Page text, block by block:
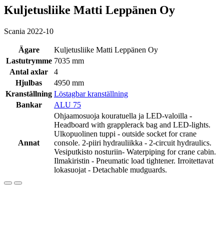
Kuljetusliike Matti Leppänen Oy
Scania 2022-10
Ägare
Kuljetusliike Matti Leppänen Oy
Lastutrymme 7035 mm
Antal axlar
4
Hjulbas
4950 mm
Kranställning Löstagbar kranställning
Bankar
ALU 75
Annat
Ohjaamosuoja kouratuella ja LED-valoilla -
Headboard with grapplerack bag and LED-lights.
Ulkopuolinen tuppi - outside socket for crane
console. 2-piiri hydrauliikka - 2-circuit hydraulics.
Vesiputkisto nosturiin- Waterpiping for crane cabin.
Ilmakiristin - Pneumatic load tightener. Irroitettavat
lokasuojat - Detachable mudguards.